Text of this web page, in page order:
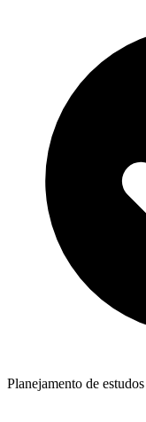
Planejamento de